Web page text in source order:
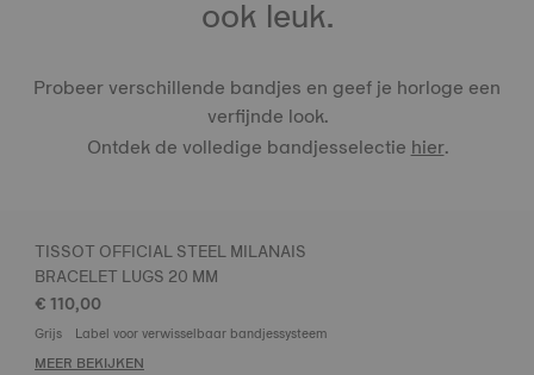
ook leuk.
Probeer verschillende bandjes en geef je horloge een
verfijnde look.
Ontdek de volledige bandjesselectiehier.
TISSOT OFFICIAL STEEL MILANAIS
BRACELET LUGS 20 MM
€ 110,00
Grijs Label voor verwisselbaar bandjessysteem
MEER BEKIJKEN